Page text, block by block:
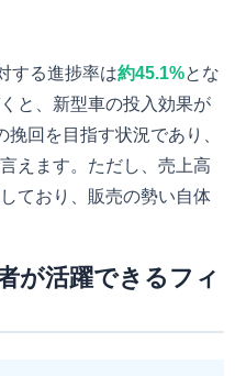
する進捗率は約45.1%とな
と、新型車の投入効果が
回を目指す状況であり、
えます。ただし、売上高
ており、販売の勢い自体
が活躍できるフィ